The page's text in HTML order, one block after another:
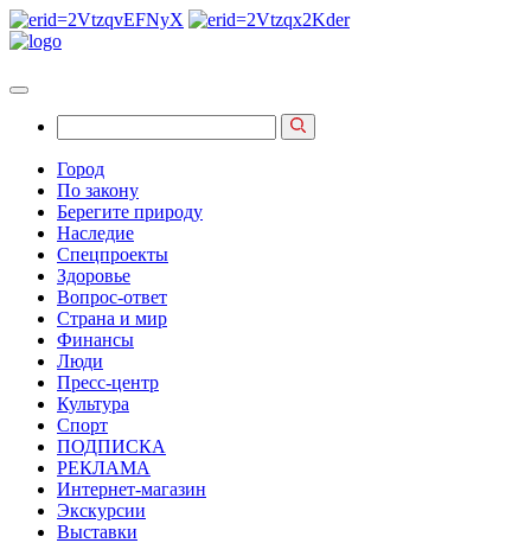
Город
По закону
Берегите природу
Наследие
Спецпроекты
Здоровье
Вопрос-ответ
Страна и мир
Финансы
Люди
Пресс-центр
Культура
Спорт
ПОДПИСКА
РЕКЛАМА
Интернет-магазин
Экскурсии
Выставки